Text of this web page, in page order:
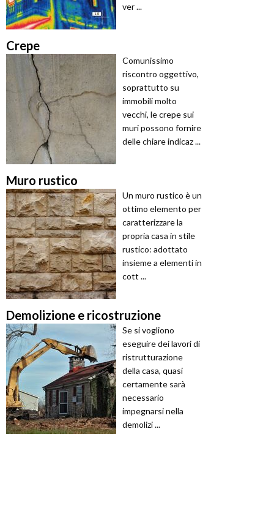
ver ...
Crepe
Comunissimo
riscontro oggettivo,
soprattutto su
immobili molto
vecchi, le crepe sui
muri possono fornire
delle chiare indicaz ...
Muro rustico
Un muro rustico è un
ottimo elemento per
caratterizzare la
propria casa in stile
rustico: adottato
insieme a elementi in
cott ...
Demolizione e ricostruzione
Se si vogliono
eseguire dei lavori di
ristrutturazione
della casa, quasi
certamente sarà
necessario
impegnarsi nella
demolizi ...